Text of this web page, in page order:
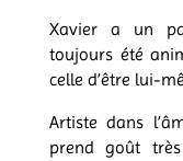
Xavier a un
toujours été
celle d’être lui-
Artiste dans
prend goût